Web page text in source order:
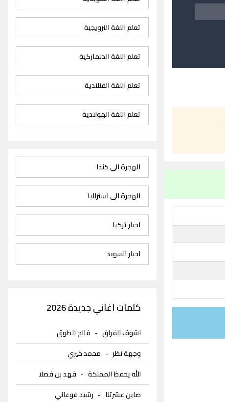
تعلم اللغة النرويجية
تعلم اللغة الدنماركية
تعلم اللغة الفنلندية
تعلم اللغة الهولندية
الهجرة الى كندا
الهجرة الى استراليا
اخبار تركيا
اخبار السويد
كلمات اغاني جديدة 2026
اشوف الفراق- فالح الطوق
وجهة نظر - محمد خيري
الله يحفظ المملكة- فهد بن فصلا
صاين عشرتنا - رشيد فوعاني